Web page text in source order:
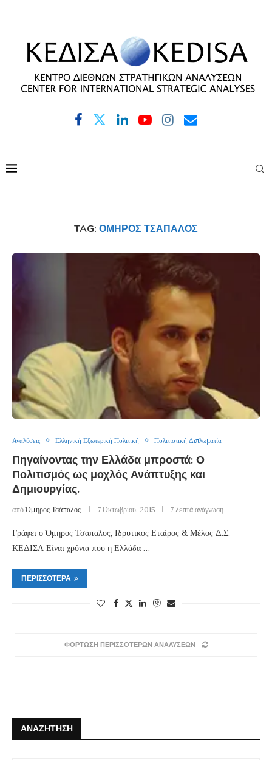
TAG: ΌΜΗΡΟΣ ΤΣΆΠΑΛΟΣ
Αναλύσεις Ελληνική Εξωτερική Πολιτική Πολιτιστική Διπλωματία
Πηγαίνοντας την Ελλάδα μπροστά: Ο
Πολιτισμός ως μοχλός Ανάπτυξης και
Δημιουργίας.
απόΌμηρος Τσάπαλος 7 Οκτωβρίου, 2015 7 λεπτά ανάγνωση
Γράφει ο Όμηρος Τσάπαλος, Ιδρυτικός Εταίρος & Μέλος Δ.Σ.
ΚΕΔΙΣΑ Είναι χρόνια που η Ελλάδα …
ΠΕΡΙΣΣΌΤΕΡΑ
ΦΟΡΤΩΣΗ ΠΕΡΙΣΣΟΤΕΡΩΝ ΑΝΑΛΥΣΕΩΝ
ΑΝΑΖΉΤΗΣΗ